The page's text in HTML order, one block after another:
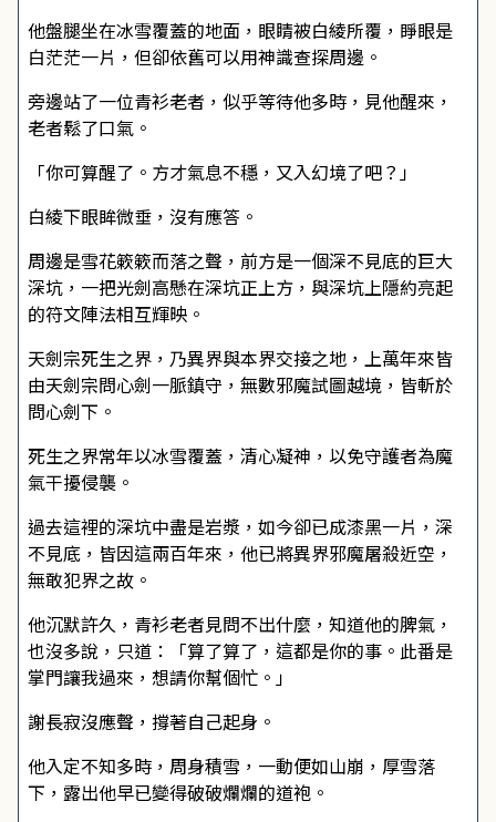
他盤腿坐在冰雪覆蓋的地面，眼睛被白綾所覆，睜眼是
白茫茫一片，但卻依舊可以用神識查探周邊。
旁邊站了一位青衫老者，似乎等待他多時，見他醒來，
老者鬆了口氣。
「你可算醒了。方才氣息不穩，又入幻境了吧？」
白綾下眼眸微垂，沒有應答。
周邊是雪花簌簌而落之聲，前方是一個深不見底的巨大
深坑，一把光劍高懸在深坑正上方，與深坑上隱約亮起
的符文陣法相互輝映。
天劍宗死生之界，乃異界與本界交接之地，上萬年來皆
由天劍宗問心劍一脈鎮守，無數邪魔試圖越境，皆斬於
問心劍下。
死生之界常年以冰雪覆蓋，清心凝神，以免守護者為魔
氣干擾侵襲。
過去這裡的深坑中盡是岩漿，如今卻已成漆黑一片，深
不見底，皆因這兩百年來，他已將異界邪魔屠殺近空，
無敢犯界之故。
他沉默許久，青衫老者見問不出什麼，知道他的脾氣，
也沒多說，只道：「算了算了，這都是你的事。此番是
掌門讓我過來，想請你幫個忙。」
謝長寂沒應聲，撐著自己起身。
他入定不知多時，周身積雪，一動便如山崩，厚雪落
下，露出他早已變得破破爛爛的道袍。